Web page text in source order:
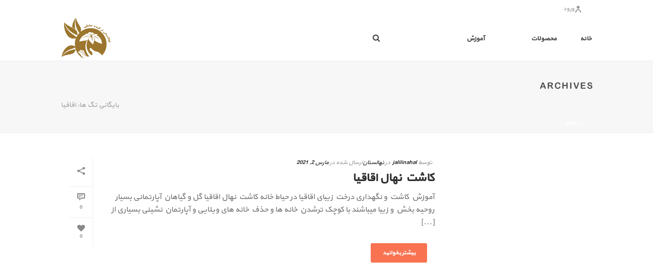
ورود
خانه محصولات آموزش
ARCHIVES
بایگانی تگ ها: اقاقیا
0
0
توسطjalilinahal درنهالستانارسال شده درمارس 2, 2021
کاشت نهال اقاقیا
آموزش کاشت و نگهداری درخت زیبای اقاقیا در حیاط خانه کاشت نهال اقاقیا گل و گیاهان آپارتمانی بسیار
روحیه بخش و زیبا میباشند با کوچک ترشدن خانه ها و حذف خانه های ویلایی و آپارتمان نشینی بسیاری از
[...]
بیشتر بخوانید